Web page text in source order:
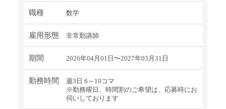
職種 数学
雇用形態 非常勤講師
期間 2026年04月01日〜2027年03月31日
勤務時間
週3日 6～10コマ
※勤務曜日、時間割のご希望は、応募時にお
伺いしております